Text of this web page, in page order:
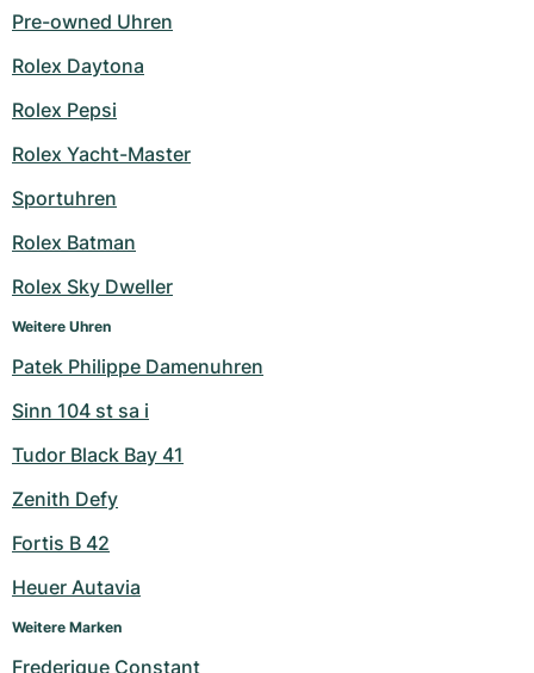
Pre-owned Uhren
Rolex Daytona
Rolex Pepsi
Rolex Yacht-Master
Sportuhren
Rolex Batman
Rolex Sky Dweller
Weitere Uhren
Patek Philippe Damenuhren
Sinn 104 st sa i
Tudor Black Bay 41
Zenith Defy
Fortis B 42
Heuer Autavia
Weitere Marken
Frederique Constant